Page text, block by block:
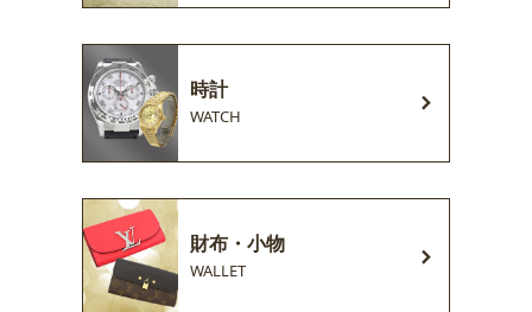
時計
WATCH
財布・小物
WALLET